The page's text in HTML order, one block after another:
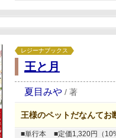
レジーナブックス
王と月
夏目みや / 著
王様のペットだなんてお
■単行本
■定価1,320円（